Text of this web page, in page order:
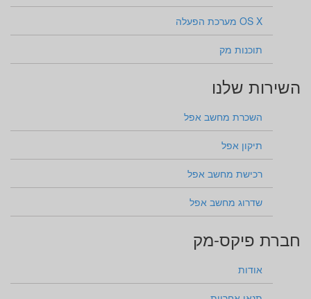
OS X מערכת הפעלה
תוכנות מק
השירות שלנו
השכרת מחשב אפל
תיקון אפל
רכישת מחשב אפל
שדרוג מחשב אפל
חברת פיקס-מק
אודות